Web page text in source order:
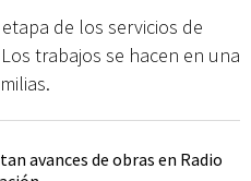
de los servicios de
trabajos se hacen en una